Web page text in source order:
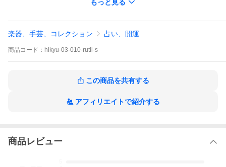
願いを叶える力を持ち、金運に関して高い効力を発揮する神獣。
ます。
なでて可愛がれば可愛がるほど活躍します！
金の針が水晶の中にみられる美しい石。
財集めのお守りとして有名！
実際に置物を撮影した動画です↓
もっと見る
楽器、手芸、コレクション 占い、開運
商品 コード： hikyu-03-010-rutil-s
この商品を共有する
アフィリエイトで紹介する
商品レビュー